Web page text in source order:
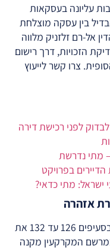
עליונה בעסקאות
בין עסקה מוצלחת
אל-רם זלזניק מלווה
הזכויות, דרך רישום
צרו קשר לייעוץ
לפני רכישת דירה
מתי נדרשת
הדיירים בפרויקט
ישראל: מתי כדאי?
אזהרה
חוק המקרקעין התשכ"ט-1969 מסדיר בסעיפים 126 עד 132 את
המקרקעין מקנה